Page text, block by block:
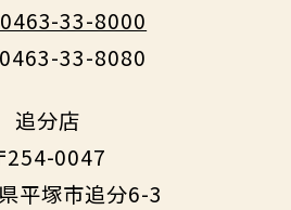
0463-33-8000
0463-33-8080
追分店
254-0047
平塚市追分6-3